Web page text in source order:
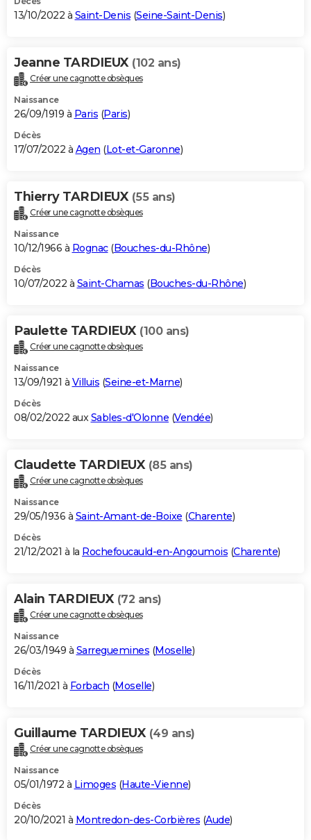
13/10/2022 à Saint-Denis (Seine-Saint-Denis)
Jeanne TARDIEUX (102 ans)
Créer une cagnotte obsèques
Naissance
26/09/1919 à Paris (Paris)
Décès
17/07/2022 à Agen (Lot-et-Garonne)
Thierry TARDIEUX (55 ans)
Créer une cagnotte obsèques
Naissance
10/12/1966 à Rognac(Bouches-du-Rhône)
Décès
10/07/2022 à Saint-Chamas (Bouches-du-Rhône)
Paulette TARDIEUX (100 ans)
Créer une cagnotte obsèques
Naissance
13/09/1921 à Villuis (Seine-et-Marne)
Décès
08/02/2022 auxSables-d'Olonne (Vendée)
Claudette TARDIEUX (85 ans)
Créer une cagnotte obsèques
Naissance
29/05/1936 à Saint-Amant-de-Boixe (Charente)
Décès
21/12/2021 à la Rochefoucauld-en-Angoumois (Charente)
Alain TARDIEUX (72 ans)
Créer une cagnotte obsèques
Naissance
26/03/1949 à Sarreguemines (Moselle)
Décès
16/11/2021 à Forbach (Moselle)
Guillaume TARDIEUX (49 ans)
Créer une cagnotte obsèques
Naissance
05/01/1972 à Limoges (Haute-Vienne)
Décès
20/10/2021 à Montredon-des-Corbières (Aude)